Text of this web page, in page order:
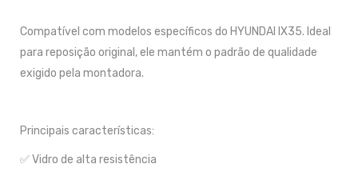
Compatível com modelos específicos do HYUNDAI IX35. Ideal
para reposição original, ele mantém o padrão de qualidade
exigido pela montadora.
Principais características:
✅ Vidro de alta resistência